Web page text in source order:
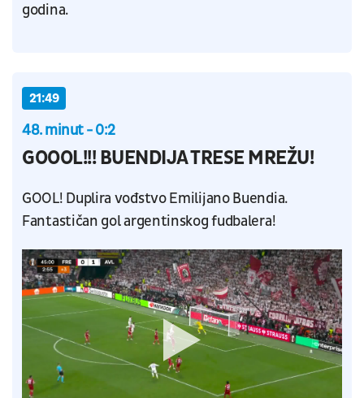
godina.
21:49
48. minut - 0:2
GOOOL!!! BUENDIJA TRESE MREŽU!
GOOL! Duplira vođstvo Emilijano Buendia.
Fantastičan gol argentinskog fudbalera!